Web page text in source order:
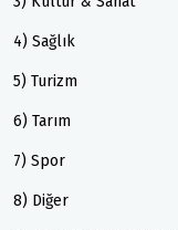
4) Sağlık
5) Turizm
6) Tarım
7) Spor
8) Diğer